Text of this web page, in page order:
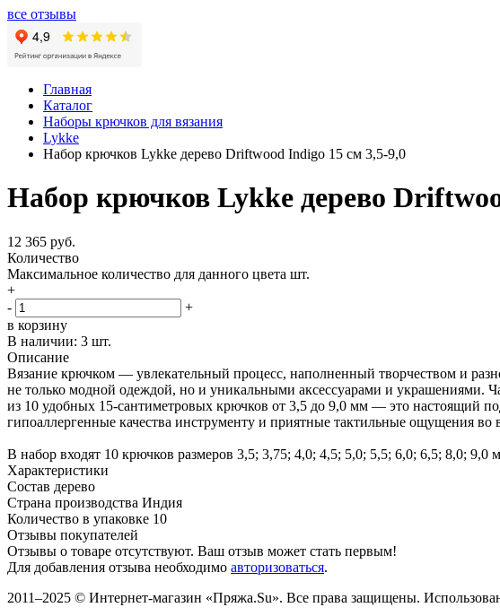
все отзывы
Главная
Каталог
Наборы крючков для вязания
Lykke
Набор крючков Lykke дерево Driftwood Indigo 15 см 3,5-9,0
Набор крючков Lykke дерево
12 365 руб.
Количество
Максимальное количество для данного цвета шт.
+
-
+
в корзину
В наличии: 3 шт.
Описание
Вязание крючком — увлекательный процесс, наполненный творчеством и
не только модной одеждой, но и уникальными аксессуарами и украшениями.
из 10 удобных 15-сантиметровых крючков от 3,5 до 9,0 мм — это настоящий
гипоаллергенные качества инструменту и приятные тактильные ощущения во
В набор входят 10 крючков размеров 3,5; 3,75; 4,0; 4,5; 5,0; 5,5; 6,0; 6,5; 8,0; 9,0
Характеристики
Состав дерево
Страна производства Индия
Количество в упаковке 10
Отзывы покупателей
Отзывы о товаре отсутствуют. Ваш отзыв может стать первым!
Для добавления отзыва необходимо авторизоваться.
2011–2025 © Интернет-магазин «Пряжа.Su». Все права защищены.